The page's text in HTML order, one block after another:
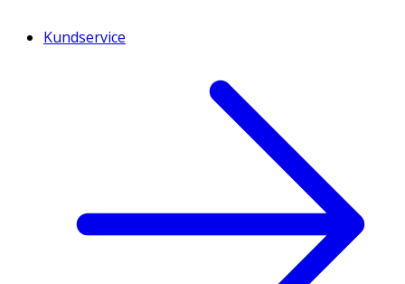
Kundservice